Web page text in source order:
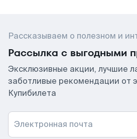
Рассказываем о полезном и
Рассылка с выгодными
Эксклюзивные акции, лучшие
заботливые рекомендации от
Купибилета
Электронная почта